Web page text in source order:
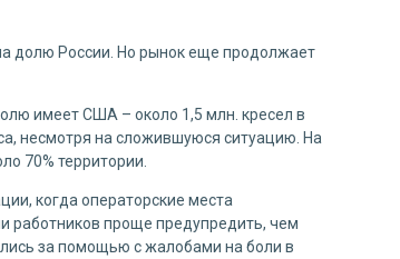
долю России. Но рынок еще продолжает
имеет США – около 1,5 млн. кресел в
несмотря на сложившуюся ситуацию. На
70% территории.
когда операторские места
работников проще предупредить, чем
за помощью с жалобами на боли в